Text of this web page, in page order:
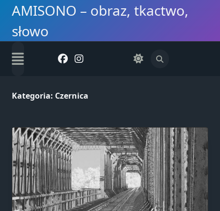
Skip
content
AMISONO – obraz, tkactwo,
słowo
Kategoria: Czernica